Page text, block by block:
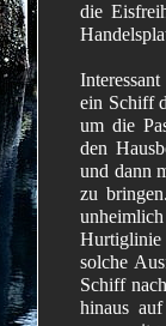
die
ein Schiff
um die
den
und dann
zu
solche
Schiff
hinaus